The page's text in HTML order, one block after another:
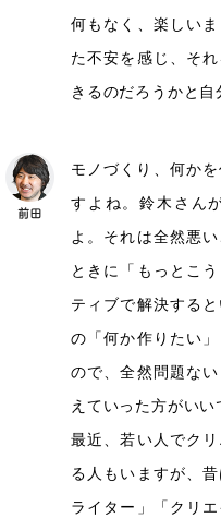
何もなく、楽しい
た不安を感じ、そ
きるのだろうかと自
モノづくり、何か
すよね。鈴木さん
よ。それは全然悪
ときに「もっとこ
ティブで解決する
の「何か作りたい
ので、全然問題な
えていった方がいい
最近、若い人でク
る人もいますが、
ライター」「クリ